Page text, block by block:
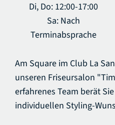
Di, Do: 12:00-17:00
Sa: Nach
Terminabsprache
Am Square im Club La
unseren Friseursalon
erfahrenes Team berät
individuellen Styling-